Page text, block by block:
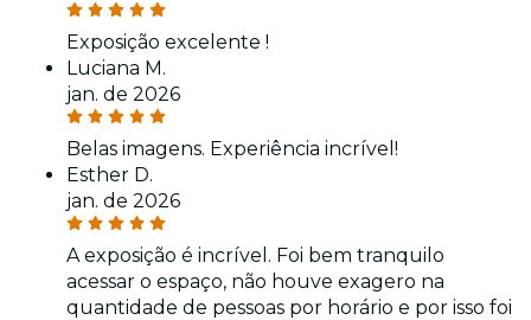
Exposição excelente !
Luciana M.
jan. de 2026
Belas imagens. Experiência incrível!
Esther D.
jan. de 2026
A exposição é incrível. Foi bem tranquilo
acessar o espaço, não houve exagero na
quantidade de pessoas por horário e por isso foi